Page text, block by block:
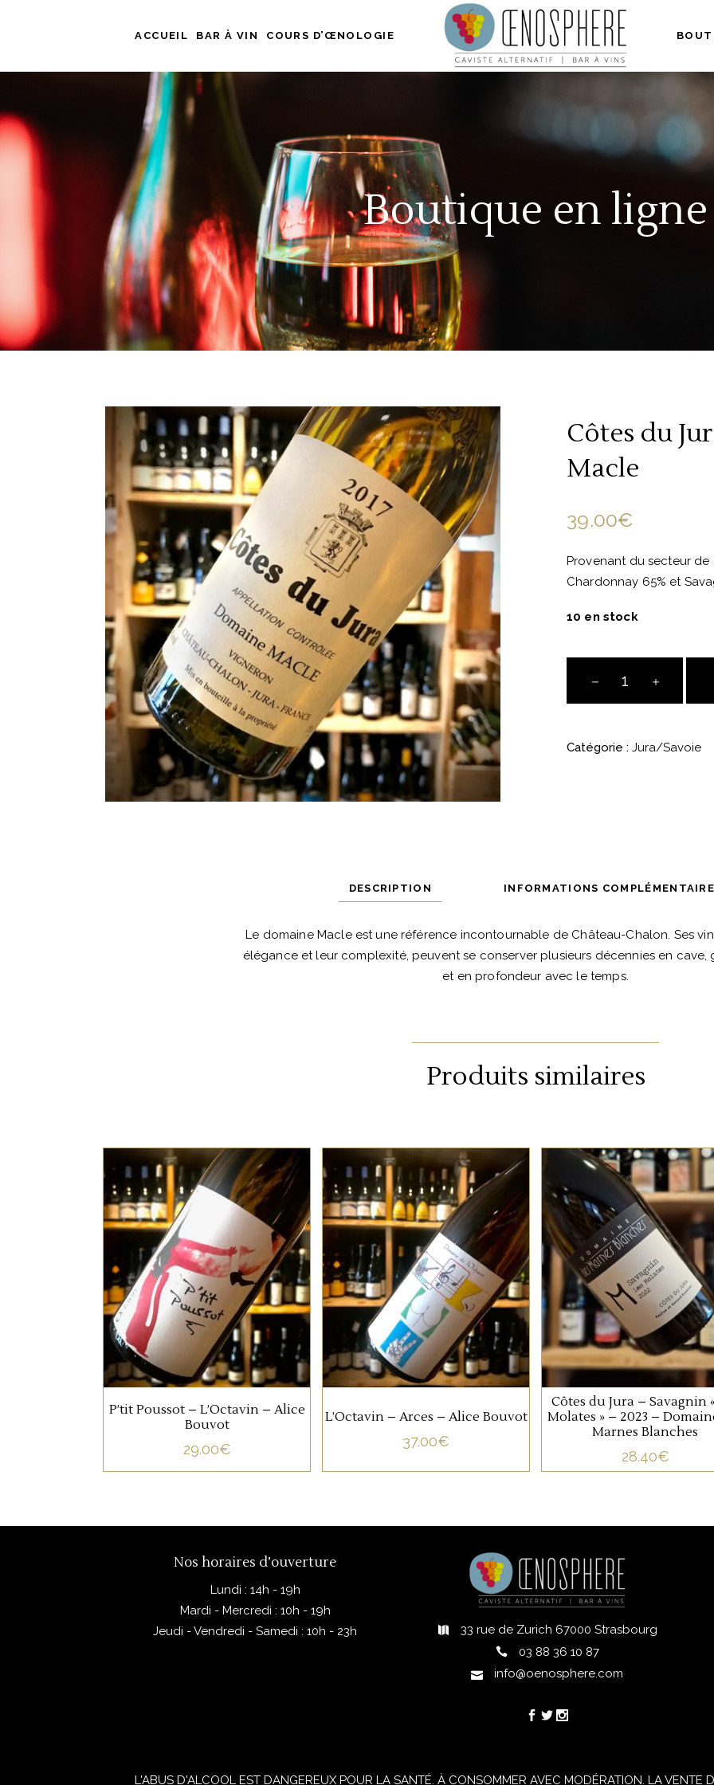
ACCUEIL BAR À VIN COURS D’ŒNOLOGIE
Boutique en ligne
Côtes du
Macle
39.00€
Provenant du secteur
Chardonnay 65% et
10 en stock
Jura
-
Catégorie : Jura/Savoie
DESCRIPTION INFORMATIONS
Le domaine Macle est une référence incontournable de Château-Chalon. Ses
élégance et leur complexité, peuvent se conserver plusieurs décennies en cave,
et en profondeur avec le temps.
Produits similaires
JURA/SAVOIE
Ce chardonnay issu d’un
terroir de marnes rouges
présente un profil minéral,
sec et fruité dans un style
bien nature, typique des
vins d’Alice Bouvot.
AJOUTER AU PANIER
P’tit Poussot – L’Octavin – Alice
Bouvot
29.00€
JURA/SAVOIE
Ce chardonnay macéré
deux mois en cuve
exprime toute la richesse
du terroir jurassien.
AJOUTER AU PANIER
L’Octavin – Arces – Alice Bouvot
37.00€
JURA/SAVOIE
Ce Savagnin issu de
vignes de 20 ans
sur un sol de marnes du
Lias, est vinifié, élevé et
ouillé en foudre et fûts
chêne durant 10 mois.
AJOUTER AU PANIER
Côtes du Jura – Savagnin
Molates » – 2023 –
Marnes Blanches
28.40€
Nos horaires d’ouverture
Lundi : 14h - 19h
Mardi - Mercredi : 10h - 19h
Jeudi - Vendredi - Samedi : 10h - 23h
33 rue de Zurich 67000 Strasbourg
03 88 36 10 87
info@oenosphere.com
L'ABUS D'ALCOOL EST DANGEREUX POUR LA SANTÉ. À CONSOMMER AVEC MODÉRATION. LA VENTE